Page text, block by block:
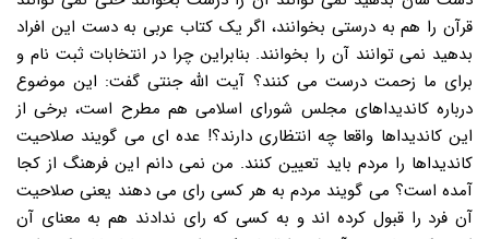
قرآن را هم به درستی بخوانند، اگر یک کتاب عربی به دست این افراد
بدهید نمی توانند آن را بخوانند. بنابراین چرا در انتخابات ثبت نام و
برای ما زحمت درست می کنند؟ آیت الله جنتی گفت: این موضوع
درباره کاندیداهای مجلس شورای اسلامی هم مطرح است، برخی از
این کاندیداها واقعا چه انتظاری دارند؟! عده ای می گویند صلاحیت
کاندیداها را مردم باید تعیین کنند. من نمی دانم این فرهنگ از کجا
آمده است؟ می گویند مردم به هر کسی رای می دهند یعنی صلاحیت
آن فرد را قبول کرده اند و به کسی که رای ندادند هم به معنای آن